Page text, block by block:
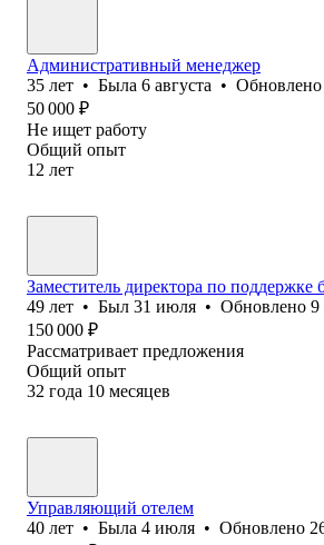
Административный менеджер
35 лет • Была 6 августа • Обновлено
50 000 ₽
Не ищет работу
Общий опыт
12 лет
Заместитель директора по поддержке
49 лет • Был 31 июля • Обновлено 9
150 000 ₽
Рассматривает предложения
Общий опыт
32 года 10 месяцев
Управляющий отелем
40 лет • Была 4 июля • Обновлено